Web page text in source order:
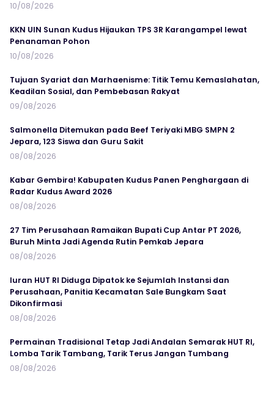
10/08/2026
KKN UIN Sunan Kudus Hijaukan TPS 3R Karangampel lewat
Penanaman Pohon
10/08/2026
Tujuan Syariat dan Marhaenisme: Titik Temu Kemaslahatan,
Keadilan Sosial, dan Pembebasan Rakyat
09/08/2026
Salmonella Ditemukan pada Beef Teriyaki MBG SMPN 2
Jepara, 123 Siswa dan Guru Sakit
08/08/2026
Kabar Gembira! Kabupaten Kudus Panen Penghargaan di
Radar Kudus Award 2026
08/08/2026
27 Tim Perusahaan Ramaikan Bupati Cup Antar PT 2026,
Buruh Minta Jadi Agenda Rutin Pemkab Jepara
08/08/2026
Iuran HUT RI Diduga Dipatok ke Sejumlah Instansi dan
Perusahaan, Panitia Kecamatan Sale Bungkam Saat
Dikonfirmasi
08/08/2026
Permainan Tradisional Tetap Jadi Andalan Semarak HUT RI,
Lomba Tarik Tambang, Tarik Terus Jangan Tumbang
08/08/2026